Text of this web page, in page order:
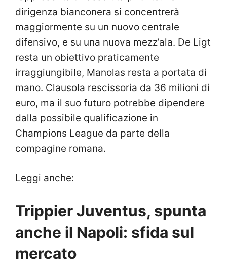
dirigenza bianconera si concentrerà
maggiormente su un nuovo centrale
difensivo, e su una nuova mezz’ala. De Ligt
resta un obiettivo praticamente
irraggiungibile, Manolas resta a portata di
mano. Clausola rescissoria da 36 milioni di
euro, ma il suo futuro potrebbe dipendere
dalla possibile qualificazione in
Champions League da parte della
compagine romana.
Leggi anche:
Trippier Juventus, spunta
anche il Napoli: sfida sul
mercato